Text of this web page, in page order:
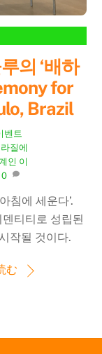
의 ‘배하
for
Brazil
벤트
질에
인 이
0
침에 세운다’.
티티로 성립된
작될 것이다.
む